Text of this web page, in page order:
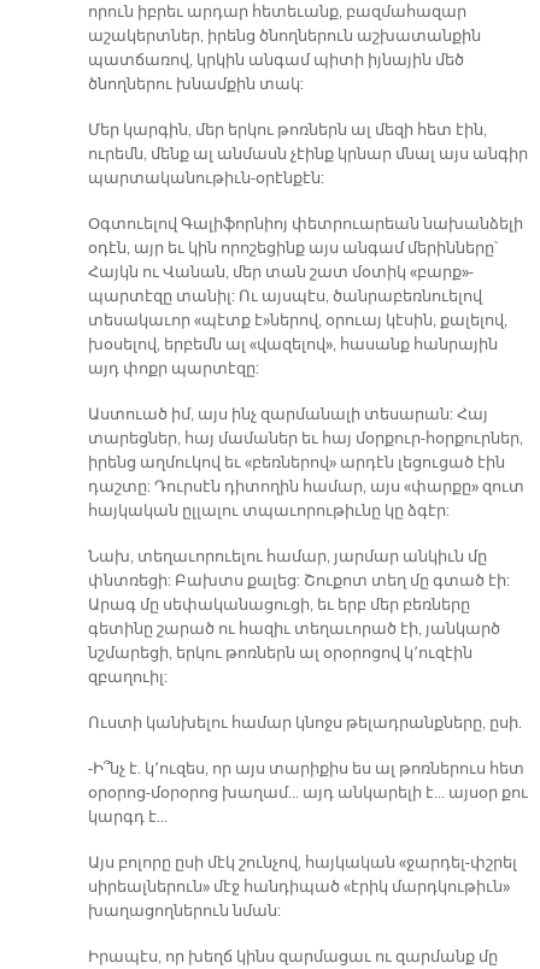
որուն իբրեւ արդար հետեւանք, բազմահազար
աշակերտներ, իրենց ծնողներուն աշխատանքին
պատճառով, կրկին անգամ պիտի իյնային մեծ
ծնողներու խնամքին տակ:
Մեր կարգին, մեր երկու թոռներն ալ մեզի հետ էին,
ուրեմն, մենք ալ անմասն չէինք կրնար մնալ այս անգիր
պարտականութիւն-օրէնքէն:
Օգտուելով Գալիֆորնիոյ փետրուարեան նախանձելի
օդէն, այր եւ կին որոշեցինք այս անգամ մերինները՝
Հայկն ու Վանան, մեր տան շատ մօտիկ «բարք»-
պարտէզը տանիլ: Ու այսպէս, ծանրաբեռնուելով
տեսակաւոր «պէտք է»ներով, օրուայ կէսին, քալելով,
խօսելով, երբեմն ալ «վազելով», հասանք հանրային
այդ փոքր պարտէզը:
Աստուած իմ, այս ինչ զարմանալի տեսարան: Հայ
տարեցներ, հայ մամաներ եւ հայ մօրքուր-հօրքուրներ,
իրենց աղմուկով եւ «բեռներով» արդէն լեցուցած էին
դաշտը: Դուրսէն դիտողին համար, այս «փարքը» զուտ
հայկական ըլլալու տպաւորութիւնը կը ձգէր:
Նախ, տեղաւորուելու համար, յարմար անկիւն մը
փնտռեցի: Բախտս քալեց: Շուքոտ տեղ մը գտած էի:
Արագ մը սեփականացուցի, եւ երբ մեր բեռները
գետինը շարած ու հազիւ տեղաւորած էի, յանկարծ
նշմարեցի, երկու թոռներն ալ օրօրոցով կ՚ուզէին
զբաղուիլ:
Ուստի կանխելու համար կնոջս թելադրանքները, ըսի.
-Ի՞նչ է. կ՚ուզես, որ այս տարիքիս ես ալ թոռներուս հետ
օրօրոց-մօրօրոց խաղամ… այդ անկարելի է… այսօր քու
կարգդ է…
Այս բոլորը ըսի մէկ շունչով, հայկական «ջարդել-փշրել
սիրեալներուն» մէջ հանդիպած «էրիկ մարդկութիւն»
խաղացողներուն նման:
Իրապէս, որ խեղճ կինս զարմացաւ ու զարմանք մը